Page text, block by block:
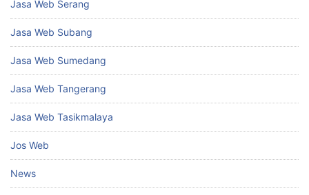
Jasa Web Serang
Jasa Web Subang
Jasa Web Sumedang
Jasa Web Tangerang
Jasa Web Tasikmalaya
Jos Web
News